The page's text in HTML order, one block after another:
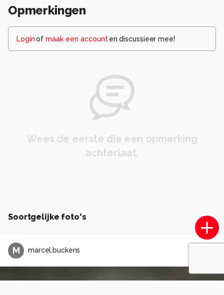
Opmerkingen
Loginof maak een account en discussieer mee!
Wees de eerste die een opmerking
achterlaat.
Soortgelijke foto's
M marcel.buckens